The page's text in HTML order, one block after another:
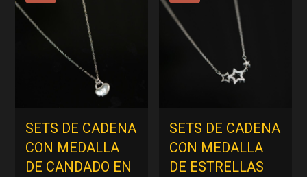
SETS DE CADENA
CON MEDALLA
DE CANDADO EN
SETS DE CADENA
CON MEDALLA
DE ESTRELLAS